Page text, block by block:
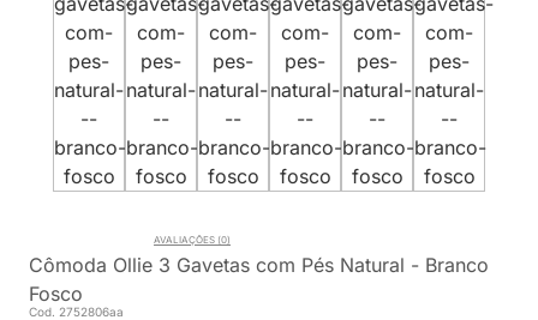
Cômoda Ollie 3 Gavetas com Pés Natural - Branco
Fosco
Cod. 2752806aa
AVALIAÇÕES (0)